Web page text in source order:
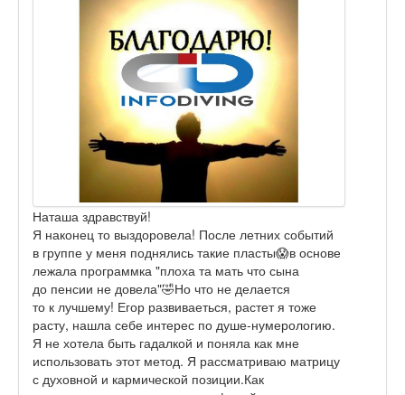
Наташа здравствуй!
Я наконец то выздоровела! После летних событий
в группе у меня поднялись такие пласты😱в основе
лежала программка "плоха та мать что сына
до пенсии не довела"🤣Но что не делается
то к лучшему! Егор развиваеться, растет я тоже
расту, нашла себе интерес по душе-нумерологию.
Я не хотела быть гадалкой и поняла как мне
использовать этот метод. Я рассматриваю матрицу
с духовной и кармической позиции.Как